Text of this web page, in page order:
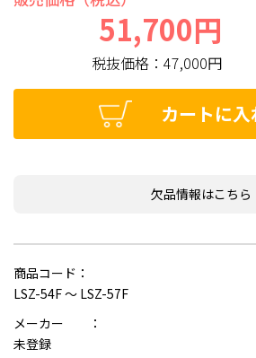
51,700円
税抜価格：47,000円
カートに入
欠品情報はこちら
商品コード：
LSZ-54F ～ LSZ-57F
メーカー ：
未登録